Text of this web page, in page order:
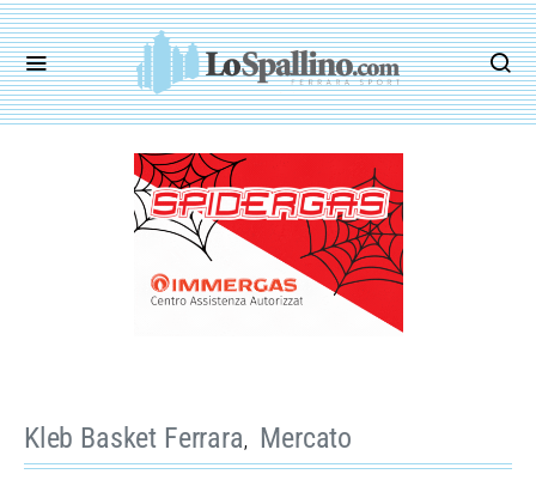
Kleb Basket Ferrara Mercato